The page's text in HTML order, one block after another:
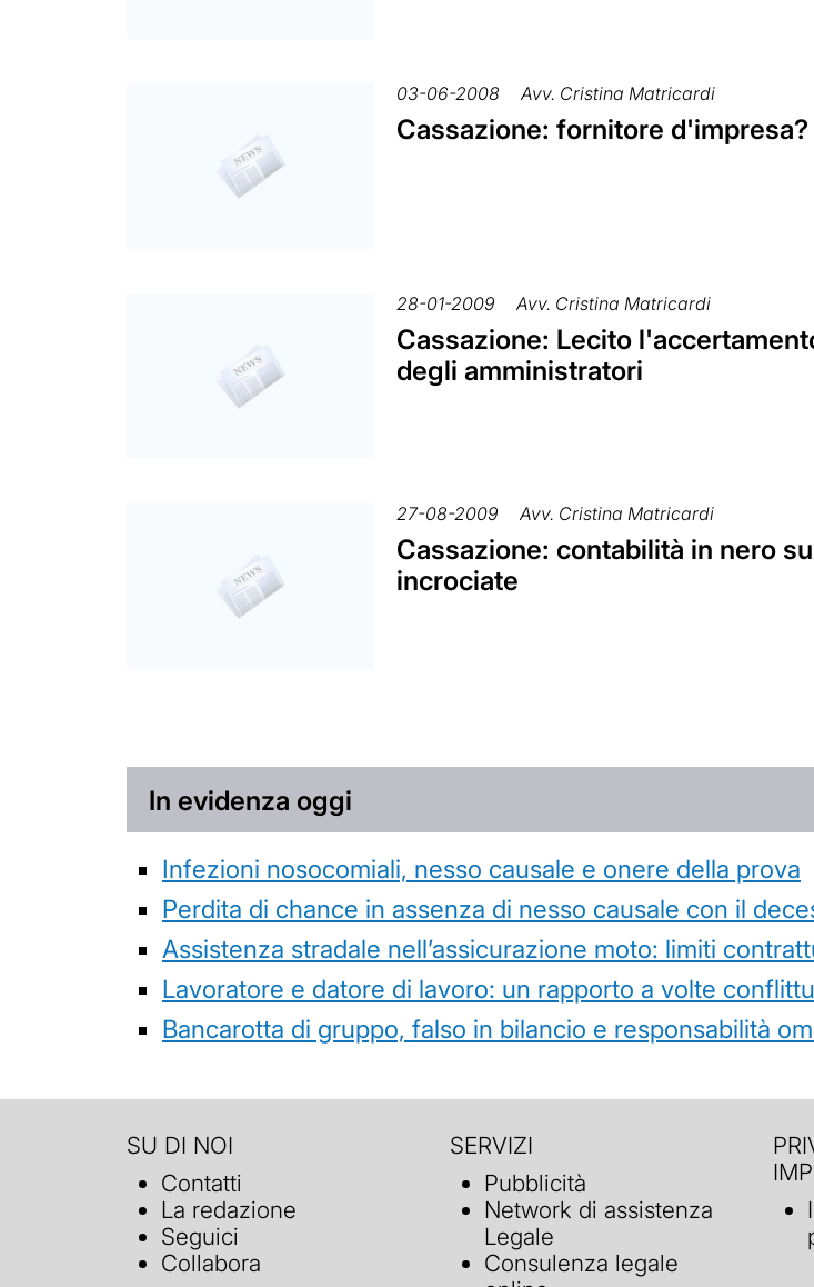
03-06-2008 Avv. Cristina Matricardi
Cassazione: fornitore
28-01-2009 Avv. Cristina Matricardi
Cassazione: Lecito
degli amministratori
27-08-2009 Avv. Cristina Matricardi
Cassazione: contabilità in nero
incrociate
In evidenza oggi
Infezioni nosocomiali, nesso causale e onere della prova
Perdita di chance in assenza di nesso causale con il
Assistenza stradale nell’assicurazione moto: limiti
Lavoratore e datore di lavoro: un rapporto a volte
Bancarotta di gruppo, falso in bilancio e responsabilità
SU DI NOI
Contatti
La redazione
Seguici
Collabora
SERVIZI
Pubblicità
Network di assistenza
Legale
Consulenza legale